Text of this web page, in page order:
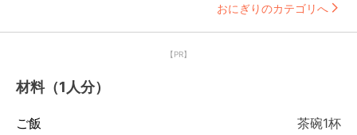
おにぎりのカテゴリへ
【PR】
材料（1人分）
ご飯 茶碗1杯